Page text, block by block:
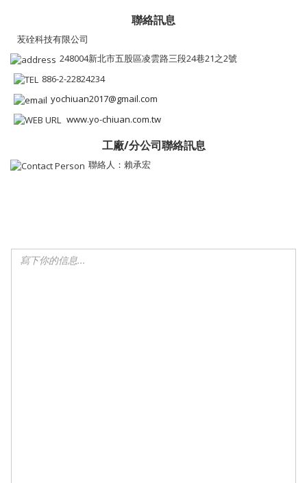
聯絡訊息
苃硂科技有限公司
248004新北市五股區凌雲路三段24巷21之2號
886-2-22824234
yochiuan2017@gmail.com
www.yo-chiuan.com.tw
工廠/分公司聯絡訊息
聯絡人：賴承宏